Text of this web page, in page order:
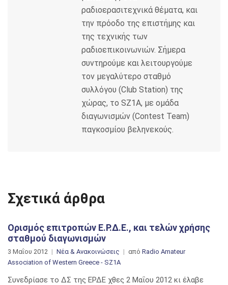
ραδιοερασιτεχνικά θέματα, και
την πρόοδο της επιστήμης και
της τεχνικής των
ραδιοεπικοινωνιών. Σήμερα
συντηρούμε και λειτουργούμε
τον μεγαλύτερο σταθμό
συλλόγου (Club Station) της
χώρας, το SZ1A, με ομάδα
διαγωνισμών (Contest Team)
παγκοσμίου βεληνεκούς.
Σχετικά άρθρα
Ορισμός επιτροπών Ε.Ρ.Δ.Ε., και τελών χρήσης
σταθμού διαγωνισμών
3 Μαΐου 2012 Νέα & Ανακοινώσεις από Radio Amateur
Association of Western Greece - SZ1A
Συνεδρίασε το ΔΣ της ΕΡΔΕ χθες 2 Μαΐου 2012 κι έλαβε